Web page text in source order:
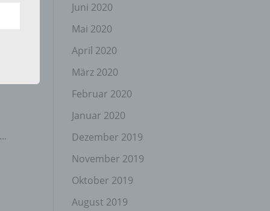
Juni 2020
Mai 2020
April 2020
März 2020
Februar 2020
Januar 2020
Dezember 2019
November 2019
Oktober 2019
August 2019